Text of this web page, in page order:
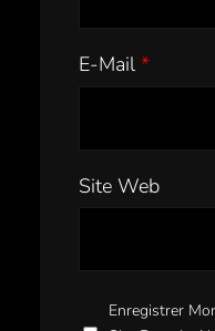
E-Mail *
Site Web
Enregistrer